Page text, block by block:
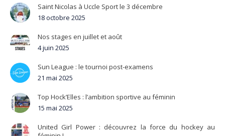
Saint Nicolas à Uccle Sport le 3 décembre
18 octobre 2025
Nos stages en juillet et août
4 juin 2025
Sun League : le tournoi post-examens
21 mai 2025
Top Hock’Elles : l’ambition sportive au féminin
15 mai 2025
United Girl Power : découvrez la force du hockey au